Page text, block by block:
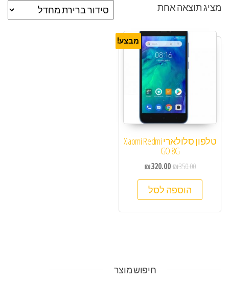
מציג תוצאה אחת
מבצע!
טלפון סלולארי Xiaomi Redmi
GO 8G
₪350.00
₪320.00
הוספה לסל
חיפוש מוצר